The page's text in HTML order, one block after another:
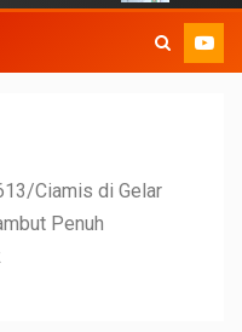
Ciamis di Gelar
Penuh